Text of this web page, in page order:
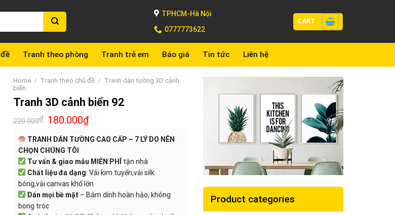
TPHCM-Hà Nội
0777773622
CART
Tranh theo phòng Tranh trẻ em Báo giá Tin tức Liên hệ
Home / Tranh theo chủ đề / Tranh dán tường 3D cảnh
biển
Tranh 3D cảnh biển 92
220.000₫ 180.000₫
TRANH DÁN TƯỜNG CAO CẤP – 7 LÝ DO NÊN
CHỌN CHÚNG TÔI
Tư vấn & giao mẫu MIỄN PHÍ
tận nhà
Chất liệu đa dạng: Vải kim tuyến,vải silk
bóng,vải canvas khổ lớn
Dán mọi bề mặt – Bám dính hoàn hảo, không
bong tróc
Product categories